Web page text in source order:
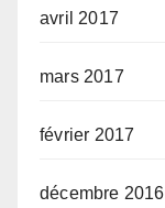
avril 2017
mars 2017
février 2017
décembre 2016